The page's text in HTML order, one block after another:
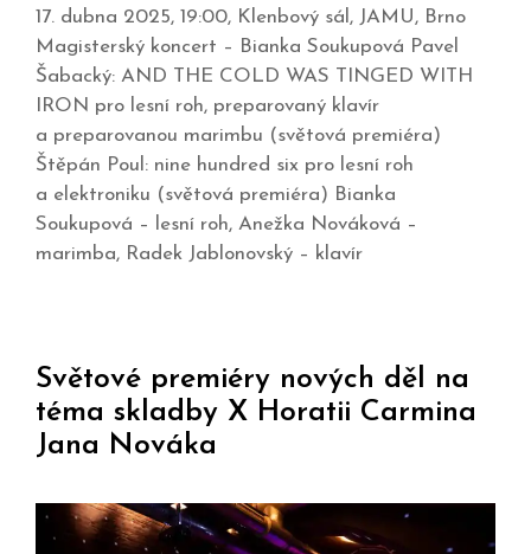
17. dubna 2025, 19:00, Klenbový sál, JAMU, Brno
Magisterský koncert – Bianka Soukupová Pavel
Šabacký: AND THE COLD WAS TINGED WITH
IRON pro lesní roh, preparovaný klavír
a preparovanou marimbu (světová premiéra)
Štěpán Poul: nine hundred six pro lesní roh
a elektroniku (světová premiéra) Bianka
Soukupová – lesní roh, Anežka Nováková –
marimba, Radek Jablonovský – klavír
Světové premiéry nových děl na
téma skladby X Horatii Carmina
Jana Nováka